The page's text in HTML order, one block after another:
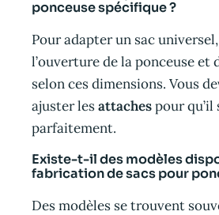
ponceuse spécifique ?
Pour adapter un sac
l’ouverture de la ponceuse et
selon ces dimensions. Vous
ajuster lesattachespour qu’il
parfaitement.
Existe-t-il des modèles
fabrication de sacs pour
Des modèles se trouvent